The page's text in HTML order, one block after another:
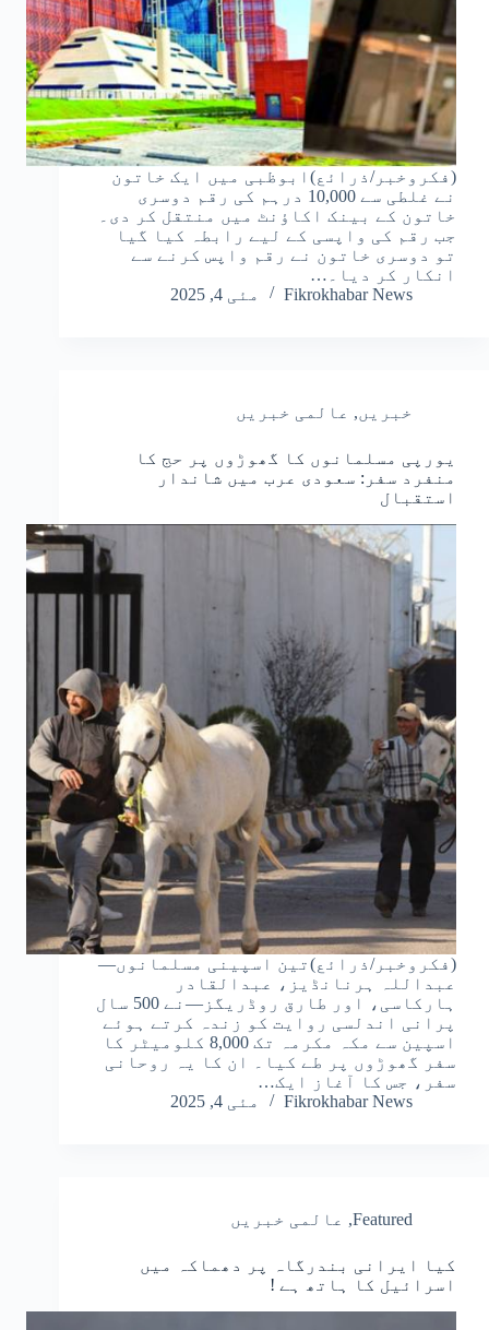
(فکروخبر/ذرائع)ابوظبی میں ایک خاتون
نے غلطی سے 10,000 درہم کی رقم دوسری
خاتون کے بینک اکاؤنٹ میں منتقل کر دی۔
جب رقم کی واپسی کے لیے رابطہ کیا گیا
تو دوسری خاتون نے رقم واپس کرنے سے
انکار کر دیا۔…
Fikrokhabar News
مئی 4, 2025
خبریں, عالمی خبریں
یورپی مسلمانوں کا گھوڑوں پر حج کا
منفرد سفر: سعودی عرب میں شاندار
استقبال
(فکروخبر/ذرائع)تین اسپینی مسلمانوں—
عبداللہ ہرنانڈیز، عبدالقادر
ہارکاسی، اور طارق روڈریگز—نے 500 سال
پرانی اندلسی روایت کو زندہ کرتے ہوئے
اسپین سے مکہ مکرمہ تک 8,000 کلومیٹر کا
سفر گھوڑوں پر طے کیا۔ ان کا یہ روحانی
سفر، جس کا آغاز ایک…
Fikrokhabar News
مئی 4, 2025
Featured
, عالمی خبریں
کیا ایرانی بندرگاہ پر دھماکہ میں
اسرائیل کا ہاتھ ہے !